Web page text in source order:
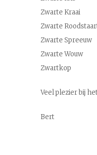
Zwarte Kraai
Zwarte
Zwarte Spreeuw
Zwarte Wouw
Zwartkop
Veel plezier bij
Bert